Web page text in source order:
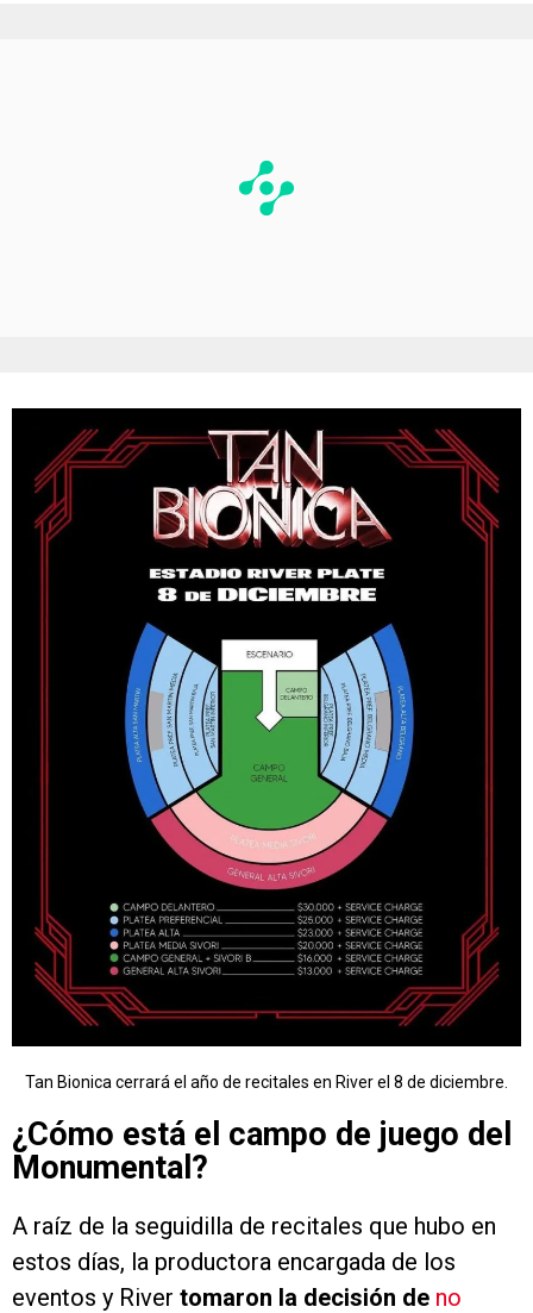
Tan Bionica cerrará el año de recitales en River el 8 de diciembre.
¿Cómo está el campo de juego del
Monumental?
A raíz de la seguidilla de recitales que hubo en
estos días, la productora encargada de los
eventos y River tomaron la decisión de no